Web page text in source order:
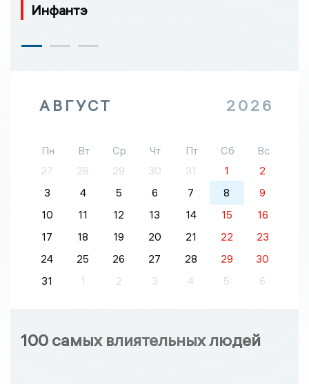
Инфантэ
АВГУСТ 2026
Пн Вт Ср Чт Пт Сб
Вс
27
28 29 30 31 1
2
3
4 5 6 7 8
9
10
11 12 13 14 15
16
17
18 19 20 21 22
23
24
25 26 27 28 29
30
31
1 2 3 4 5 6
100 самых влиятельных людей